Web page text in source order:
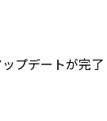
プデートが完了